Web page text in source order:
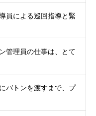
員による巡回指導と緊
管理員の仕事は、とて
バトンを渡すまで、プ